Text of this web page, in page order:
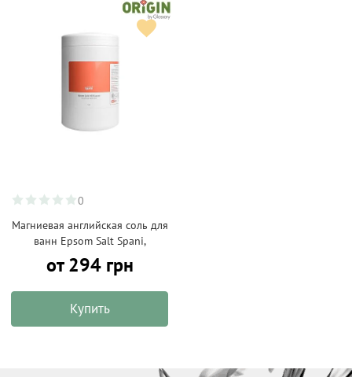
0
Магниевая английская соль для
ванн Epsom Salt Spani,
от 294 грн
Купить